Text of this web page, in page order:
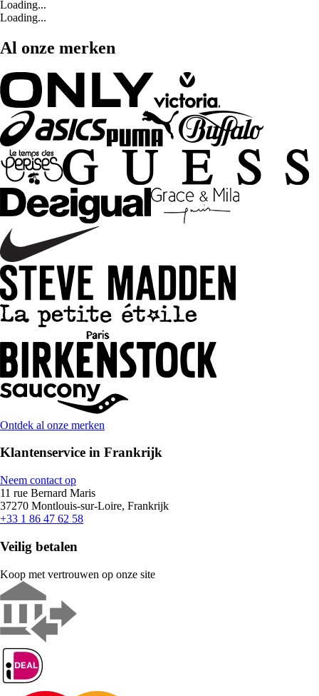
Loading...
Loading...
Al onze merken
Ontdek al onze merken
Klantenservice in Frankrijk
Neem contact op
11 rue Bernard Maris
37270 Montlouis-sur-Loire, Frankrijk
+33 1 86 47 62 58
Veilig betalen
Koop met vertrouwen op onze site